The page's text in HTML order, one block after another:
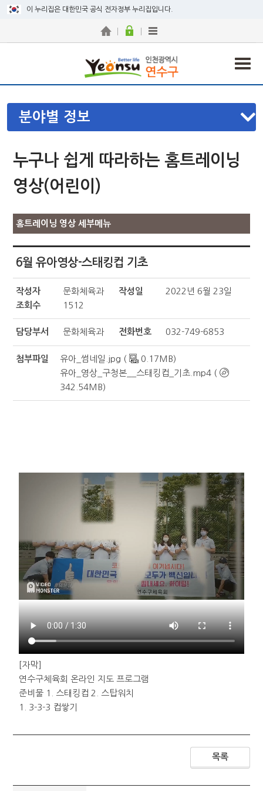
이 누리집은 대한민국 공식 전자정부 누리집입니다.
분야별 정보
누구나 쉽게 따라하는 홈트레이닝
영상(어린이)
홈트레이닝 영상 세부메뉴
6월 유아영상-스태킹컵 기초
작성자 문화체육과 작성일
2022년 6월 23일
조회수
1512
담당부서 문화체육과 전화번호 032-749-6853
첨부파일 유아_썸네일.jpg (
0.17MB)
유아_영상_구청본__스태킹컵_기초.mp4 (
342.54MB)
[자막]
연수구체육회 온라인 지도 프로그램
준비물 1. 스태킹컵 2. 스탑워치
1. 3-3-3 컵쌓기
3-3-3 컵쌓기를 위해 컵을 3개씩 분리해줍니다.
왼쪽에 있는 컵부터 아래 2개 위에 1개로 쎃아줍니다.
처음과 반대로 다시 컵을 한줄에 3개씩 겹쳐 놓아줍니다.
목록